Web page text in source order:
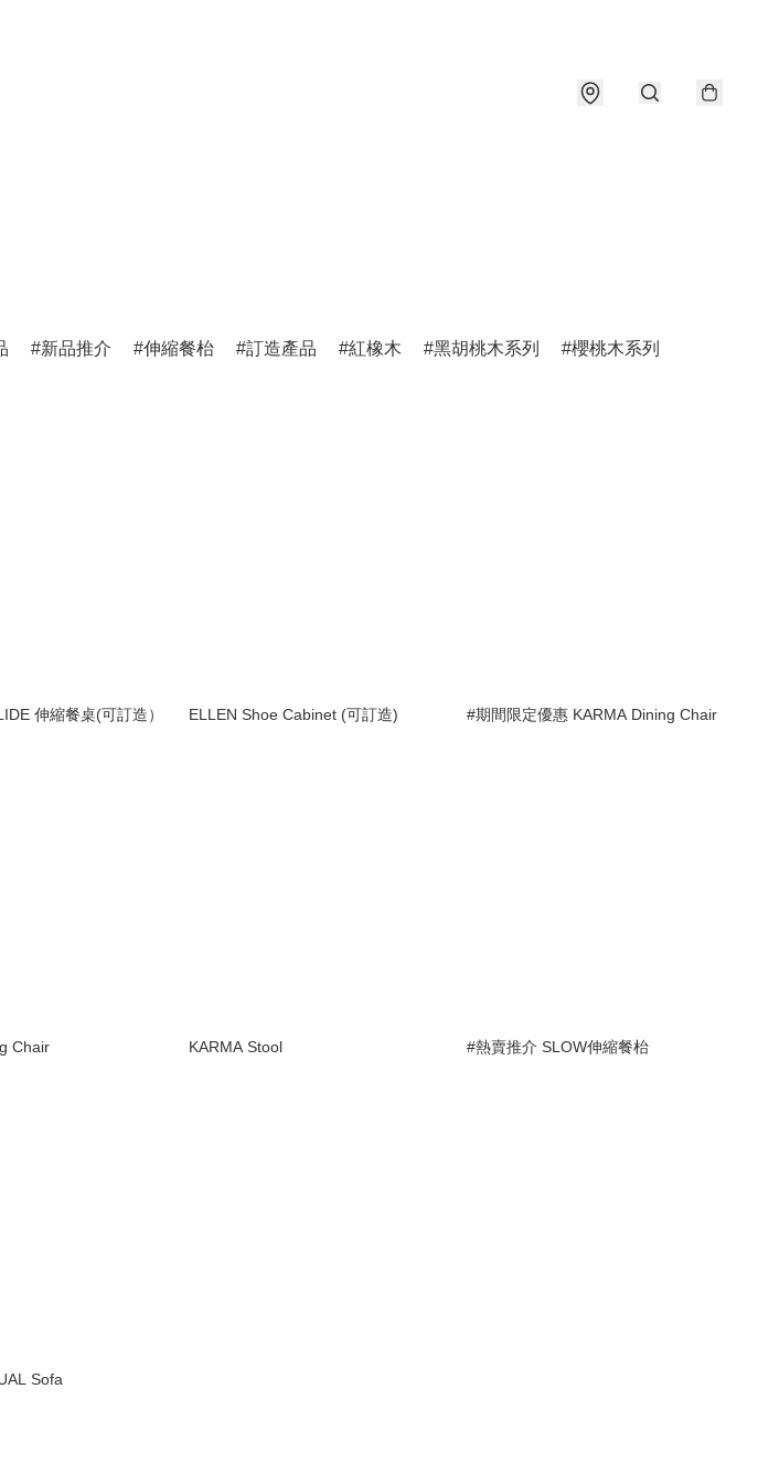
新品推介 伸縮餐枱 訂造產品 紅橡木 黑胡桃木系列 櫻桃木系列
伸縮餐桌(可訂造） ELLEN Shoe Cabinet (可訂造) #期間限定優惠 KARMA Dining Chair
Chair KARMA Stool #熱賣推介 SLOW伸縮餐枱
Sofa